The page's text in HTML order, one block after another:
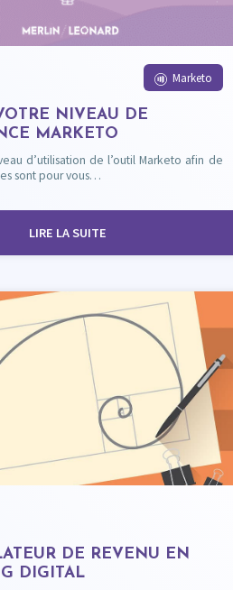
Marketo
NIVEAU DE
MARKETO
d’utilisation de l’outil Marketo afin de
sont pour vous…
LIRE LA SUITE
DE REVENU EN
DIGITAL